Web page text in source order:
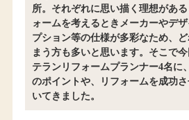
所。それぞれに思い描く理想があ
ォームを考えるときメーカーやデ
プション等の仕様が多彩なため、
まう方も多いと思います。そこで
テランリフォームプランナー4名に
のポイントや、リフォームを成功
いてきました。